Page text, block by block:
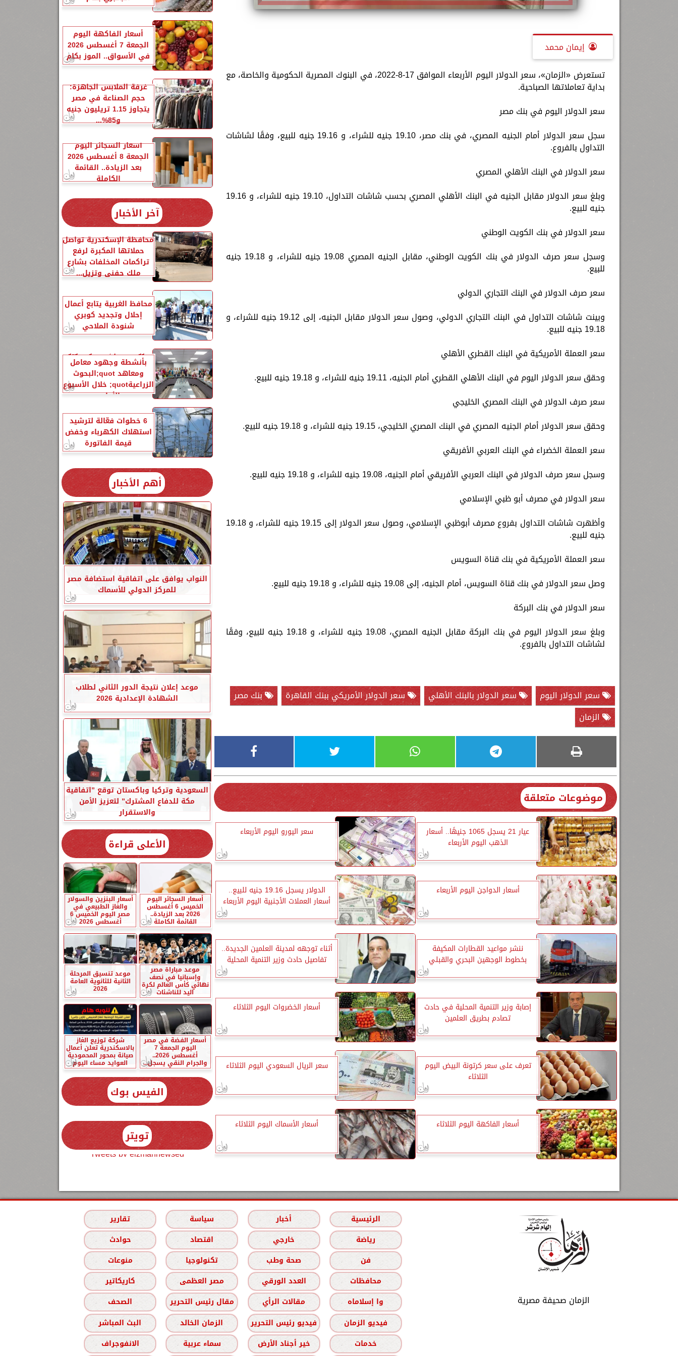
إيمان محمد
تستعرض «الزمان»، سعر الدولار اليوم الأربعاء الموافق 17-8-2022، في البنوك المصرية الحكومية والخاصة، مع
بداية تعاملاتها الصباحية.
سعر الدولار اليوم في بنك مصر
سجل سعر الدولار أمام الجنيه المصري، في بنك مصر، 19.10 جنيه للشراء، و 19.16 جنيه للبيع، وفقًا لشاشات
التداول بالفروع.
سعر الدولار في البنك الأهلي المصري
وبلغ سعر الدولار مقابل الجنيه في البنك الأهلي المصري بحسب شاشات التداول، 19.10 جنيه للشراء، و 19.16
جنيه للبيع.
سعر الدولار في بنك الكويت الوطني
وسجل سعر صرف الدولار في بنك الكويت الوطني، مقابل الجنيه المصري 19.08 جنيه للشراء، و 19.18 جنيه
للبيع.
سعر صرف الدولار في البنك التجاري الدولي
وبينت شاشات التداول في البنك التجاري الدولي، وصول سعر الدولار مقابل الجنيه، إلى 19.12 جنيه للشراء، و
19.18 جنيه للبيع.
سعر العملة الأمريكية في البنك القطري الأهلي
وحقق سعر الدولار اليوم في البنك الأهلي القطري أمام الجنيه، 19.11 جنيه للشراء، و 19.18 جنيه للبيع.
سعر صرف الدولار في البنك المصري الخليجي
وحقق سعر الدولار أمام الجنيه المصري في البنك المصري الخليجي، 19.15 جنيه للشراء، و 19.18 جنيه للبيع.
سعر العملة الخضراء في البنك العربي الأفريقي
وسجل سعر صرف الدولار في البنك العربي الأفريقي أمام الجنيه، 19.08 جنيه للشراء، و 19.18 جنيه للبيع.
سعر الدولار في مصرف أبو ظبي الإسلامي
وأظهرت شاشات التداول بفروع مصرف أبوظبي الإسلامي، وصول سعر الدولار إلى 19.15 جنيه للشراء، و 19.18
جنيه للبيع.
سعر العملة الأمريكية في بنك قناة السويس
وصل سعر الدولار في بنك قناة السويس، أمام الجنيه، إلى 19.08 جنيه للشراء، و 19.18 جنيه للبيع.
سعر الدولار في بنك البركة
وبلغ سعر الدولار اليوم في بنك البركة مقابل الجنيه المصري، 19.08 جنيه للشراء، و 19.18 جنيه للبيع، وفقًا
لشاشات التداول بالفروع.
سعر الدولار اليوم سعر الدولار بالبنك الأهلي سعر الدولار الأمريكي ببنك القاهرة
بنك مصر
الزمان
موضوعات متعلقة
عيار 21 يسجل 1065 جنيهًا.. أسعار
الذهب اليوم الأربعاء
سعر اليورو اليوم الأربعاء
أسعار الدواجن اليوم الأربعاء
الدولار يسجل 19.16 جنيه للبيع..
أسعار العملات الأجنبية اليوم الأربعاء
ننشر مواعيد القطارات المكيفة
بخطوط الوجهين البحري والقبلي
أثناء توجهه لمدينة العلمين الجديدة..
تفاصيل حادث وزير التنمية المحلية
إصابة وزير التنمية المحلية في حادث
تصادم بطريق العلمين
أسعار الخضروات اليوم الثلاثاء
تعرف على سعر كرتونة البيض اليوم
الثلاثاء
سعر الريال السعودي اليوم الثلاثاء
أسعار الفاكهة اليوم الثلاثاء أسعار الأسماك اليوم الثلاثاء
أسعار الفاكهة اليوم
الجمعة 7 أغسطس 2026
في الأسواق.. الموز بكام
غرفة الملابس الجاهزة:
حجم الصناعة في مصر
يتجاوز 1.15 تريليون جنيه
و85%...
أسعار السجائر اليوم
الجمعة 8 أغسطس 2026
بعد الزيادة.. القائمة
الكاملة
آخر الأخبار
محافظة الإسكندرية تواصل
حملاتها المكبرة لرفع
تراكمات المخلفات بشارع
ملك حفني وتزيل...
محافظ الغربية يتابع أعمال
إحلال وتجديد كوبري
شنودة الملاحي
الزراعةquot; تنشر تقريرًا
بأنشطة وجهود معامل
ومعاهد quot;البحوث
الزراعيةquot; خلال الأسبوع
الأول...
6 خطوات فعّالة لترشيد
استهلاك الكهرباء وخفض
قيمة الفاتورة
أهم الأخبار
النواب يوافق على اتفاقية استضافة مصر
للمركز الدولي للأسماك
موعد إعلان نتيجة الدور الثاني لطلاب
الشهادة الإعدادية 2026
السعودية وتركيا وباكستان توقع ”اتفاقية
مكة للدفاع المشترك” لتعزيز الأمن
والاستقرار
الأعلى قراءة
أسعار السجائر اليوم
الخميس 6 أغسطس
2026 بعد الزيادة..
القائمة الكاملة
أسعار البنزين والسولار
والغاز الطبيعي في
مصر اليوم الخميس 6
أغسطس 2026
موعد مباراة مصر
وإسبانيا في نصف
نهائي كأس العالم لكرة
اليد للناشئات
موعد تنسيق المرحلة
الثانية للثانوية العامة
2026
أسعار الفضة في مصر
اليوم الجمعة 7
أغسطس 2026..
والجرام النقي يسجل...
شركة توزيع الغاز
بالاسكندرية تعلن أعمال
صيانة بمحور المحمودية
العوايد مساء اليوم
الفيس بوك
تويتر
Tweets by elzmannewseg
الزمان صحيفة مصرية
الرئيسية أخبار سياسة
تقارير
رياضة
خارجي اقتصاد
حوادث
فن
صحة وطب تكنولوجيا
منوعات
محافظات
العدد الورقي مصر العظمى
كاريكاتير
وا إسلاماه
مقالات الرأي مقال رئيس التحرير
الصحف
فيديو الزمان
فيديو رئيس التحرير الزمان الخالد
البث المباشر
خدمات
خير أجناد الأرض سماء عربية الانفوجراف